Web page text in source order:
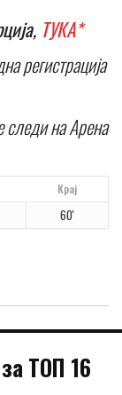
ТУКА*
регистрација
следи на Арена
Крај
60'
ТОП 16